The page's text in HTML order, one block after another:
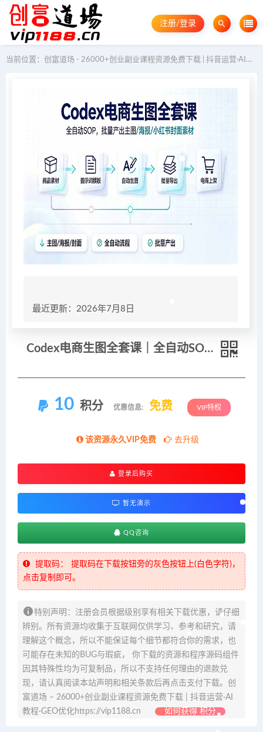
注册/登录
当前位置： 创富道场 - 26000+创业副业课程资源免费下载 | 抖音运营·AI教程·GEO优化
最近更新：2026年7月8日
Codex电商生图全套课｜全自动SOP，批量产出主图/海报/小红书封面素材
10 积分 优惠信息: 免费 VIP特权
该资源永久VIP免费 去升级
登录后购买
暂无演示
QQ咨询
提取码：
提取码在下载按钮旁的灰色按钮上(白色字符)，
点击复制即可。
特别声明：注册会员根据级别享有相关下载优惠，请仔细
辨别。所有资源均收集于互联网仅供学习、参考和研究，请
理解这个概念，所以不能保证每个细节都符合你的需求，也
可能存在未知的BUG与瑕疵， 你下载的资源和程序源码组件
因其特殊性均为可复制品，所以不支持任何理由的退款兑
现，请认真阅读本站声明和相关条款后再点击支付下载。创
富道场 – 26000+创业副业课程资源免费下载 | 抖音运营·AI
教程·GEO优化https://vip1188.cn
如何获得 积分